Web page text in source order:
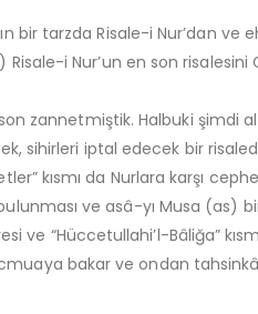
bir tarzda Risale-i Nur’dan
i Nur’un en son risalesini
son zannetmiştik. Halbuki
sihirleri iptal edecek bir
kısmı da Nurlara karşı
ve asâ-yı Musa (as)
“Hüccetullahi’l-Bâliğa”
bakar ve ondan